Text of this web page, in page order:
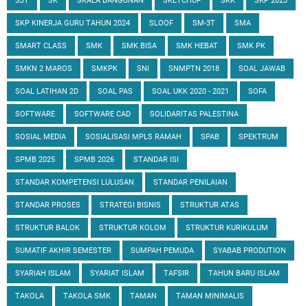
SKP KINERJA GURU TAHUN 2024 SLOOF SM-3T SMA
SMART CLASS SMK SMK BISA SMK HEBAT SMK PK
SMKN 2 MAROS SMKPK SNI SNMPTN 2018 SOAL JAWAB
SOAL LATIHAN 2D SOAL PAS SOAL UKK 2020 - 2021 SOFA
SOFTWARE SOFTWARE CAD SOLIDARITAS PALESTINA
SOSIAL MEDIA SOSIALISASI MPLS RAMAH SPAB SPEKTRUM
SPMB 2025 SPMB 2026 STANDAR ISI
STANDAR KOMPETENSI LULUSAN STANDAR PENILAIAN
STANDAR PROSES STRATEGI BISNIS STRUKTUR ATAS
STRUKTUR BALOK STRUKTUR KOLOM STRUKTUR KURIKULUM
SUMATIF AKHIR SEMESTER SUMPAH PEMUDA SYABAB PRODUTION
SYARIAH ISLAM SYARIAT ISLAM TAFSIR TAHUN BARU ISLAM
TAKOLA TAKOLA SMK TAMAN TAMAN MINIMALIS